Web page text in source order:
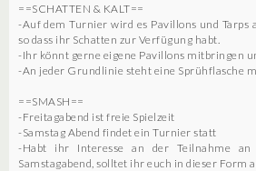
==SCHATTEN & KALT==
-Auf dem Turnier wird es Pavillons und Tarps
so dass ihr Schatten zur Verfügung habt.
-Ihr könnt gerne eigene Pavillons mitbringen
-An jeder Grundlinie steht eine Sprühflasche
==SMASH==
-Freitagabend ist freie Spielzeit
-Samstag Abend findet ein Turnier statt
-Habt ihr Interesse an der Teilnahme an
Samstagabend, solltet ihr euch in dieser Form